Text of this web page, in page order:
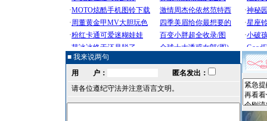
■ 我来说两句
用 户：
匿名发出：
请各位遵纪守法并注意语言文明。